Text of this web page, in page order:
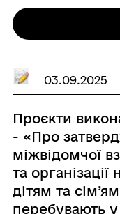
03.09.2025
Проєкти
- «Про
міжвідомчої
та
дітям та
перебувають